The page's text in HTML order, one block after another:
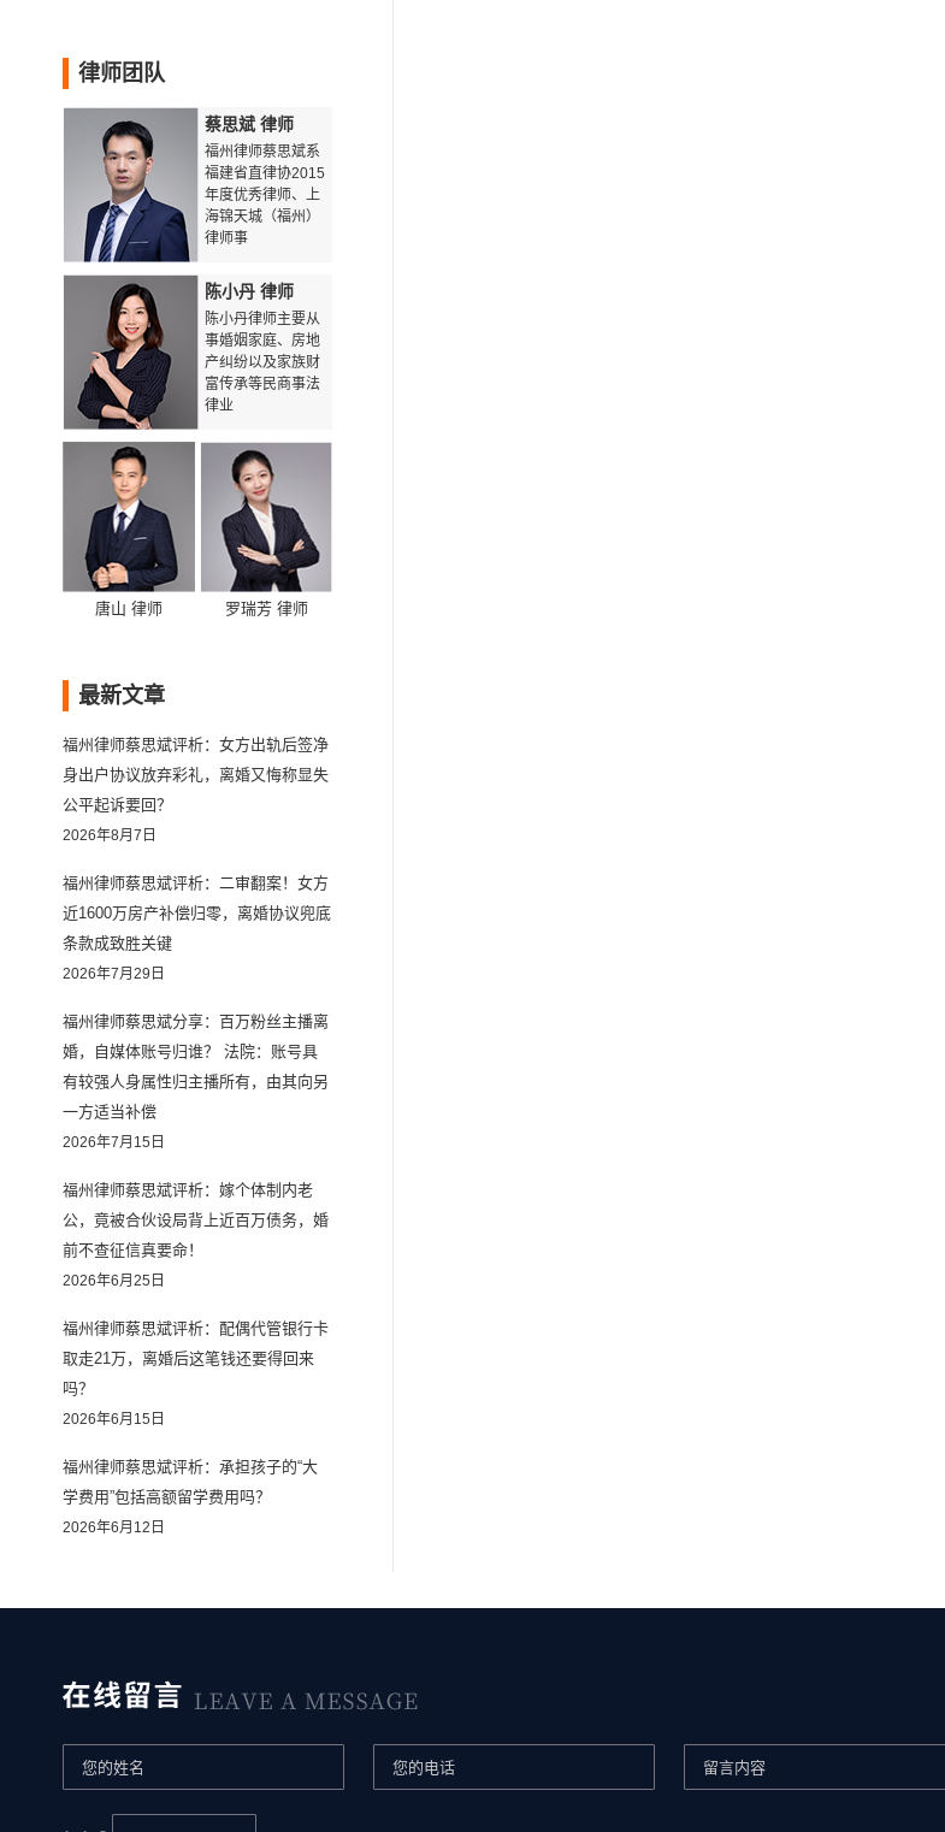
律师团队
蔡思斌 律师
福州律师蔡思斌系
福建省直律协2015
年度优秀律师、上
海锦天城（福州）
律师事
陈小丹 律师
陈小丹律师主要从
事婚姻家庭、房地
产纠纷以及家族财
富传承等民商事法
律业
唐山 律师 罗瑞芳 律师
最新文章
福州律师蔡思斌评析：女方出轨后签净
身出户协议放弃彩礼，离婚又悔称显失
公平起诉要回？
2026年8月7日
福州律师蔡思斌评析：二审翻案！女方
近1600万房产补偿归零，离婚协议兜底
条款成致胜关键
2026年7月29日
福州律师蔡思斌分享：百万粉丝主播离
婚，自媒体账号归谁？ 法院：账号具
有较强人身属性归主播所有，由其向另
一方适当补偿
2026年7月15日
福州律师蔡思斌评析：嫁个体制内老
公，竟被合伙设局背上近百万债务，婚
前不查征信真要命！
2026年6月25日
福州律师蔡思斌评析：配偶代管银行卡
取走21万，离婚后这笔钱还要得回来
吗？
2026年6月15日
福州律师蔡思斌评析：承担孩子的“大
学费用”包括高额留学费用吗？
2026年6月12日